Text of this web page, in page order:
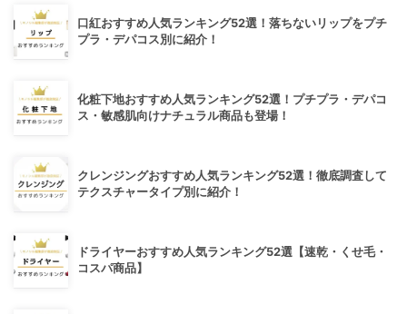
口紅おすすめ人気ランキング52選！落ちないリップをプチ
プラ・デパコス別に紹介！
化粧下地おすすめ人気ランキング52選！プチプラ・デパコ
ス・敏感肌向けナチュラル商品も登場！
クレンジングおすすめ人気ランキング52選！徹底調査して
テクスチャータイプ別に紹介！
ドライヤーおすすめ人気ランキング52選【速乾・くせ毛・
コスパ商品】